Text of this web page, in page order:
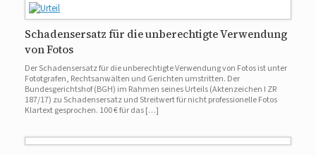
Schadensersatz für die unberechtigte Verwendung
von Fotos
Der Schadensersatz für die unberechtigte Verwendung von Fotos ist unter
Fototgrafen, Rechtsanwälten und Gerichten umstritten. Der
Bundesgerichtshof (BGH) im Rahmen seines Urteils (Aktenzeichen I ZR
187/17) zu Schadensersatz und Streitwert für nicht professionelle Fotos
Klartext gesprochen. 100 € für das […]